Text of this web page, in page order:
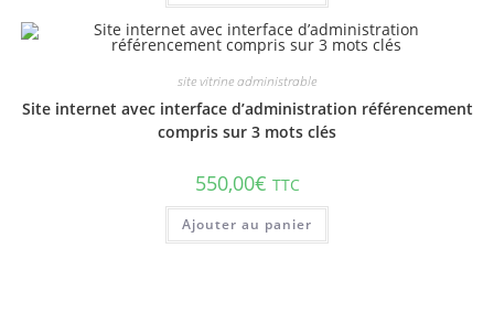
site vitrine administrable
Site internet avec interface d’administration référencement
compris sur 3 mots clés
550,00€ TTC
Ajouter au panier